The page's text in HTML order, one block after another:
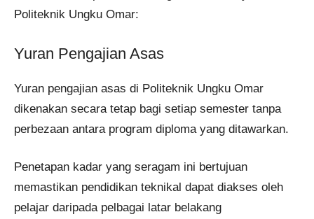
Politeknik Ungku Omar:
Yuran Pengajian Asas
Yuran pengajian asas di Politeknik Ungku Omar
dikenakan secara tetap bagi setiap semester tanpa
perbezaan antara program diploma yang ditawarkan.
Penetapan kadar yang seragam ini bertujuan
memastikan pendidikan teknikal dapat diakses oleh
pelajar daripada pelbagai latar belakang